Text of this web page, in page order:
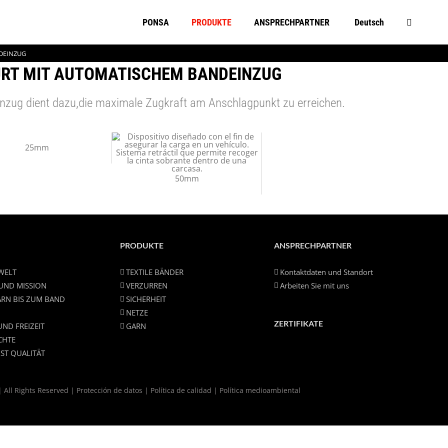
PONSA PRODUKTE ANSPRECHPARTNER Deutsch
MIT AUTOMATISCHEM BANDEINZUG
dient dazu,die maximale Zugkraft am Anschlagpunkt zu erreichen.
25mm
50mm
MISSION
BIS ZUM BAND
FREIZEIT
QUALITÄT
PRODUKTE
TEXTILE BÄNDER
VERZURREN
SICHERHEIT
NETZE
GARN
ANSPRECHPARTNER
Kontaktdaten und Standort
Arbeiten Sie mit uns
ZERTIFIKATE
All Rights Reserved | Protección de datos | Política de calidad | Política medioambiental